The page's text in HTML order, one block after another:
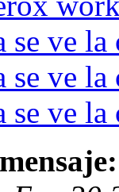
ve la
ve la
ve la